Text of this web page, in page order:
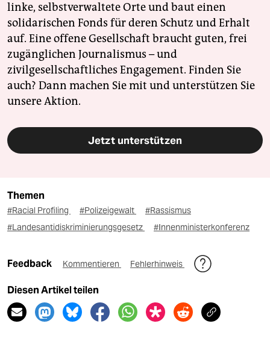
linke, selbstverwaltete Orte und baut einen
solidarischen Fonds für deren Schutz und Erhalt
auf. Eine offene Gesellschaft braucht guten, frei
zugänglichen Journalismus – und
zivilgesellschaftliches Engagement. Finden Sie
auch? Dann machen Sie mit und unterstützen Sie
unsere Aktion.
Jetzt unterstützen
Themen
#Racial Profiling #Polizeigewalt
#Rassismus
#Landesantidiskriminierungsgesetz
#Innenministerkonferenz
Feedback Kommentieren Fehlerhinweis
Diesen Artikel teilen